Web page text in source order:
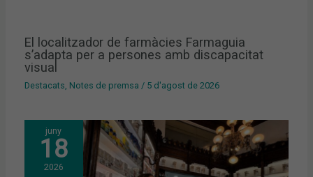
El localitzador de farmàcies Farmaguia
s’adapta per a persones amb discapacitat
visual
Destacats Notes de premsa / 5 d'agost de 2026
juny
18
2026